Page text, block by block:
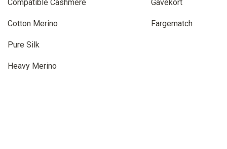
Compatible Cashmere
Cotton Merino
Pure Silk
Heavy Merino
Gavekort
Fargematch